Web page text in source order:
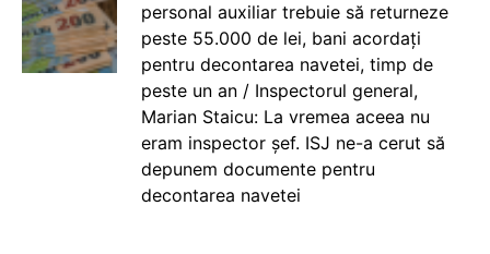
personal auxiliar trebuie să returneze
peste 55.000 de lei, bani acordați
pentru decontarea navetei, timp de
peste un an / Inspectorul general,
Marian Staicu: La vremea aceea nu
eram inspector șef. ISJ ne-a cerut să
depunem documente pentru
decontarea navetei